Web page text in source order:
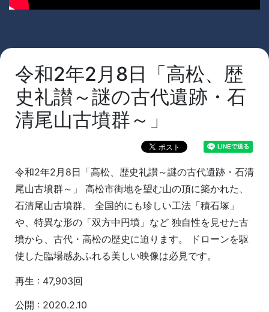
令和2年2月8日「高松、歴
史礼讃～謎の古代遺跡・石
清尾山古墳群～」
令和2年2月8日「高松、歴史礼讃～謎の古代遺跡・石清
尾山古墳群～」 高松市街地を望む山の頂に築かれた、
石清尾山古墳群。 全国的にも珍しい工法「積石塚」
や、特異な形の「双方中円墳」など 独自性を見せた古
墳から、古代・高松の歴史に迫ります。 ドローンを駆
使した臨場感あふれる美しい映像は必見です。
再生 : 47,903回
公開 : 2020.2.10